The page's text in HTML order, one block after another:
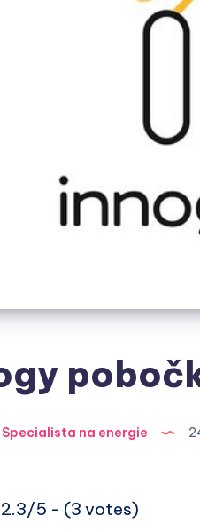
Specialista na energie
2.3/5 - (3 votes)